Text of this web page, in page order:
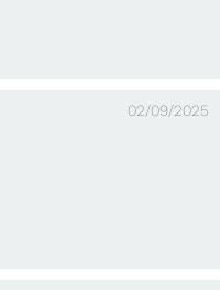
02/09/2025